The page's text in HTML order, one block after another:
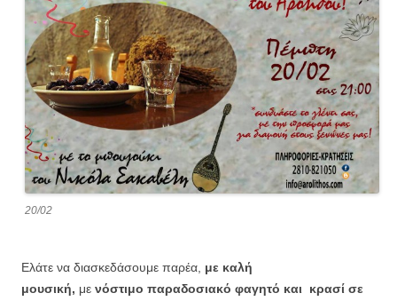
20/02
Ελάτε να διασκεδάσουμε παρέα, με καλή
μουσική, με νόστιμο παραδοσιακό φαγητό και κρασί σε